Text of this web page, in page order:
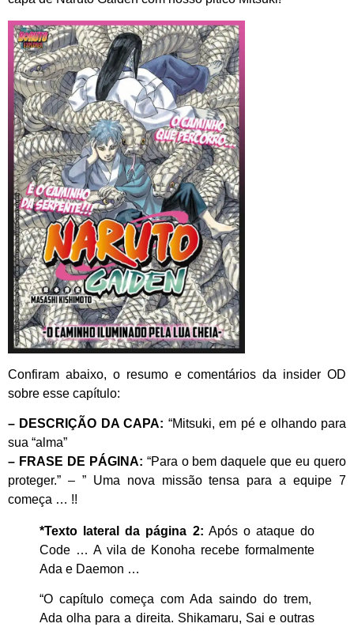
Confiram abaixo, o resumo e comentários da insider OD
sobre esse capítulo:
– DESCRIÇÃO DA CAPA: “Mitsuki, em pé e olhando para
sua “alma”
– FRASE DE PÁGINA: “Para o bem daquele que eu quero
proteger.” – ” Uma nova missão tensa para a equipe 7
começa … !!
*Texto lateral da página 2: Após o ataque do
Code … A vila de Konoha recebe formalmente
Ada e Daemon …
“O capítulo começa com Ada saindo do trem,
Ada olha para a direita. Shikamaru, Sai e outras